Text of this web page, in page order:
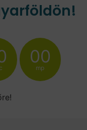
00
mp